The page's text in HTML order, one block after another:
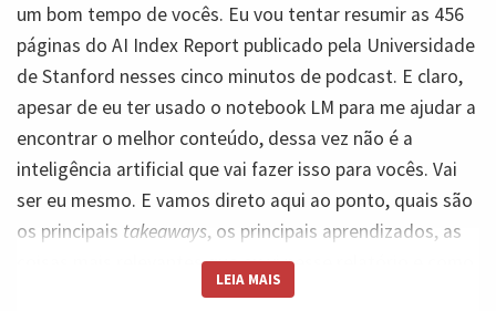
um bom tempo de vocês. Eu vou tentar resumir as 456
páginas do AI Index Report publicado pela Universidade
de Stanford nesses cinco minutos de podcast. E claro,
apesar de eu ter usado o notebook LM para me ajudar a
encontrar o melhor conteúdo, dessa vez não é a
inteligência artificial que vai fazer isso para vocês. Vai
ser eu mesmo. E vamos direto aqui ao ponto, quais são
os principais takeaways, os principais aprendizados, as
coisas mais relevantes que eu vi nesse relatório e como
elas impactam os nossos projetos e a nossa profissão
LEIA MAIS